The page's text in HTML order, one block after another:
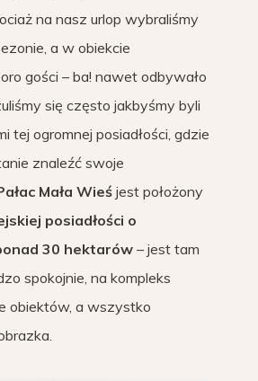
na nasz urlop wybraliśmy
a w obiekcie
gości – ba! nawet odbywało
się często jakbyśmy byli
tej ogromnej posiadłości, gdzie
znaleźć swoje
Mała Wieś jest położony
posiadłości o
30 hektarów – jest tam
spokojnie, na kompleks
obiektów, a wszystko